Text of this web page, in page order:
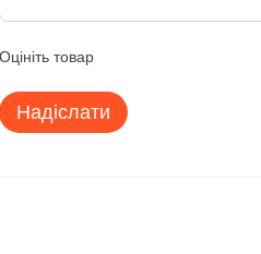
Оцініть товар
Надіслати